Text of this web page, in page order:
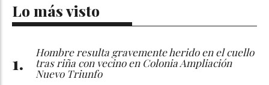
Lo más visto
Hombre resulta gravemente herido en el cuello
tras riña con vecino en Colonia Ampliación
Nuevo Triunfo